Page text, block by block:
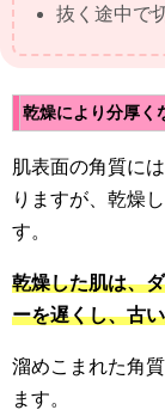
抜く途中で
乾燥により分厚く
肌表面の角質に
りますが、乾燥
す。
乾燥した肌は、
ーを遅くし、古
溜めこまれた角
ます。